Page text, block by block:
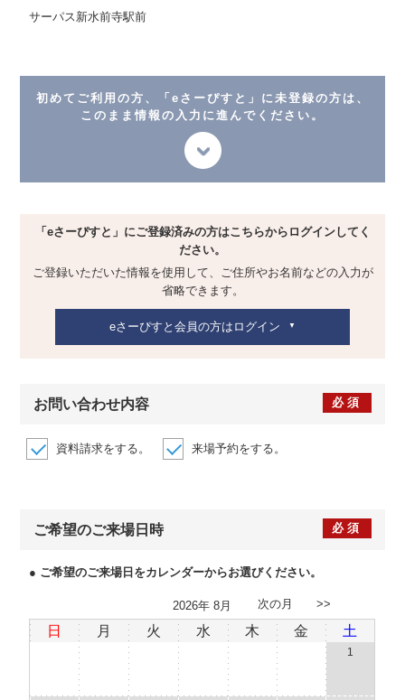
サーパス新水前寺駅前
初めてご利用の方、「eさーぴすと」に未登録の方は、
このまま情報の入力に進んでください。
「eさーぴすと」にご登録済みの方はこちらからログインしてく
ださい。
ご登録いただいた情報を使用して、
ご住所やお名前などの入力が
省略できます。
eさーぴすと会員の方はログイン
お問い合わせ内容 必須
資料請求をする。 来場予約をする。
必須
ご希望のご来場日時
● ご希望のご来場日をカレンダーからお選びください。
次の月 >>
2026年8月
日 月 火 水 木 金 土
1